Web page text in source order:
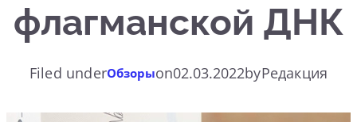
флагманской ДНК
Filed underОбзорыon02.03.2022byРедакция